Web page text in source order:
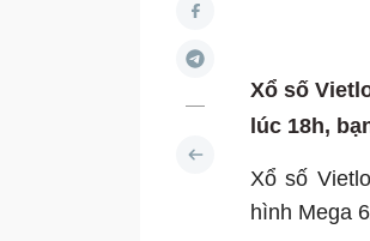
Xổ số
lúc 18h,
Xổ số
hình Mega